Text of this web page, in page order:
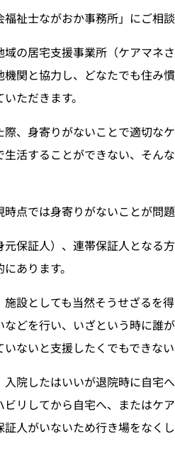
祉士ながおか事務所」にご相
域の居宅支援事業所（ケアマネ
機関と協力し、どなたでも住み
ただきます。
際、身寄りがないことで適切な
生活することができない、そん
点では身寄りがないことが問題
元保証人）、連帯保証人となる
あります。
設としても当然そうせざるを
などを行い、いざという時に誰
ないと支援したくでもできない
入院したはいいが退院時に自宅
リしてから自宅へ、またはケ
人がいないため行き場をなく